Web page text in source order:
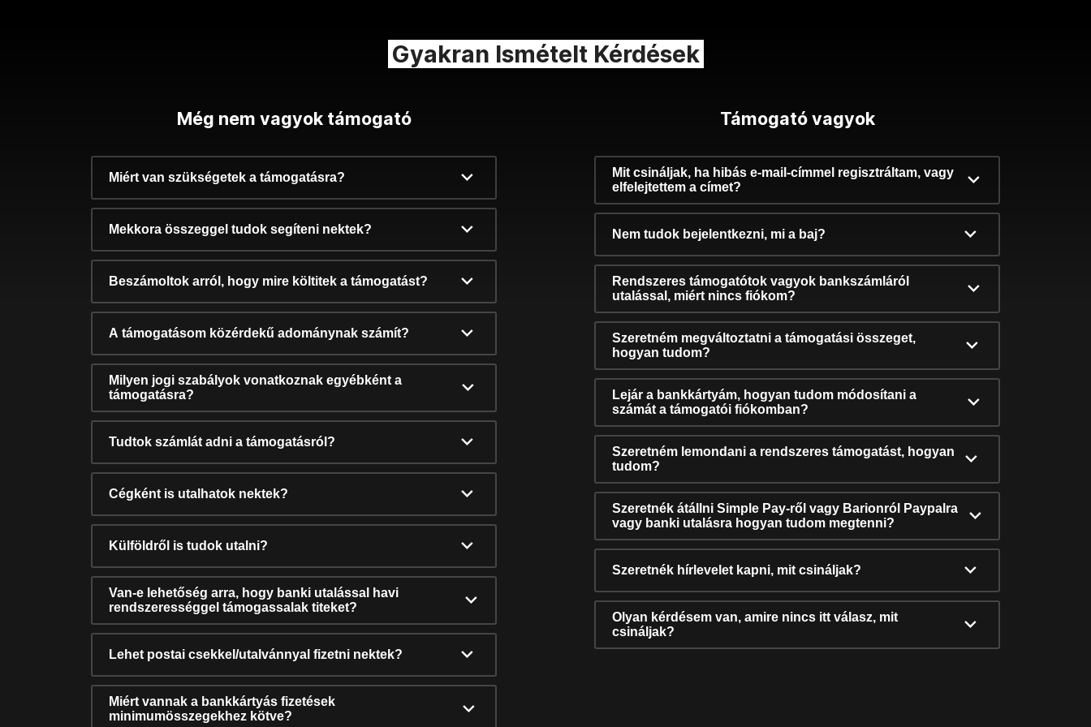
Gyakran Ismételt Kérdések
Még nem vagyok támogató
Miért van szükségetek a támogatásra?
Mekkora összeggel tudok segíteni nektek?
Beszámoltok arról, hogy mire költitek a támogatást?
A támogatásom közérdekű adománynak számít?
Milyen jogi szabályok vonatkoznak egyébként a
támogatásra?
Tudtok számlát adni a támogatásról?
Cégként is utalhatok nektek?
Külföldről is tudok utalni?
Van-e lehetőség arra, hogy banki utalással havi
rendszerességgel támogassalak titeket?
Lehet postai csekkel/utalvánnyal fizetni nektek?
Miért vannak a bankkártyás fizetések
minimumösszegekhez kötve?
Támogató vagyok
Mit csináljak, ha hibás e-mail-címmel regisztráltam, vagy
elfelejtettem a címet?
Nem tudok bejelentkezni, mi a baj?
Rendszeres támogatótok vagyok bankszámláról
utalással, miért nincs fiókom?
Szeretném megváltoztatni a támogatási összeget,
hogyan tudom?
Lejár a bankkártyám, hogyan tudom módosítani a
számát a támogatói fiókomban?
Szeretném lemondani a rendszeres támogatást, hogyan
tudom?
Szeretnék átállni Simple Pay-ről vagy Barionról Paypalra
vagy banki utalásra hogyan tudom megtenni?
Szeretnék hírlevelet kapni, mit csináljak?
Olyan kérdésem van, amire nincs itt válasz, mit
csináljak?